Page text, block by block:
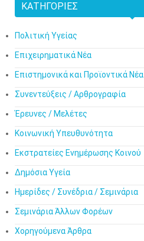
ΚΑΤΗΓΟΡΊΕΣ
Πολιτική Υγείας
Επιχειρηματικά Νέα
Επιστημονικά και Προϊοντικά Νέα
Συνεντεύξεις / Αρθρογραφία
Έρευνες / Μελέτες
Κοινωνική Υπευθυνότητα
Εκστρατείες Ενημέρωσης Κοινού
Δημόσια Υγεία
Ημερίδες / Συνέδρια / Σεμινάρια
Σεμινάρια Άλλων Φορέων
Χορηγούμενα Άρθρα